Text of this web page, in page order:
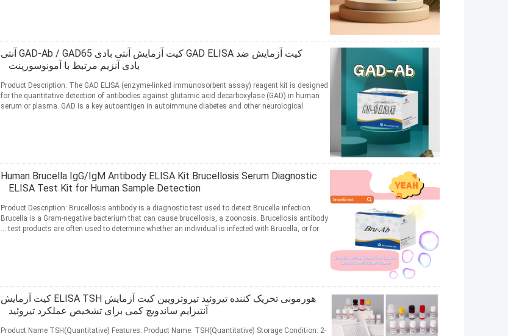
کیت آزمایش ضد GAD ELISA کیت آزمایش آنتی بادی GAD-Ab / GAD65 آنتی
بادی آنزیم مرتبط با آمونوسورپنت
Product Description: The GAD ELISA (enzyme-linked immunosorbent assay) reagent kit is designed
for the quantitative detection of antibodies against glutamic acid decarboxylase (GAD) in human
serum or plasma. GAD is a key autoantigen in autoimmune diabetes and other neurological
Human Brucella IgG/IgM Antibody ELISA Kit Brucellosis Serum Diagnostic
ELISA Test Kit for Human Sample Detection
Product Description: Brucellosis antibody is a diagnostic test used to detect Brucella infection.
Brucella is a Gram-negative bacterium that can cause brucellosis, a zoonosis. Brucellosis antibody
test products are often used to determine whether an individual is infected with Brucella, or for ...
هورمونی تحریک کننده تیروئید تیروتروپین کیت آزمایش ELISA TSH کیت آزمایش
آنتیزایم ساندویچ کمی برای تشخیص عملکرد تیروئید
Product Name TSH(Quantitative) Features: Product Name: TSH(Quantitative) Storage Condition: 2-